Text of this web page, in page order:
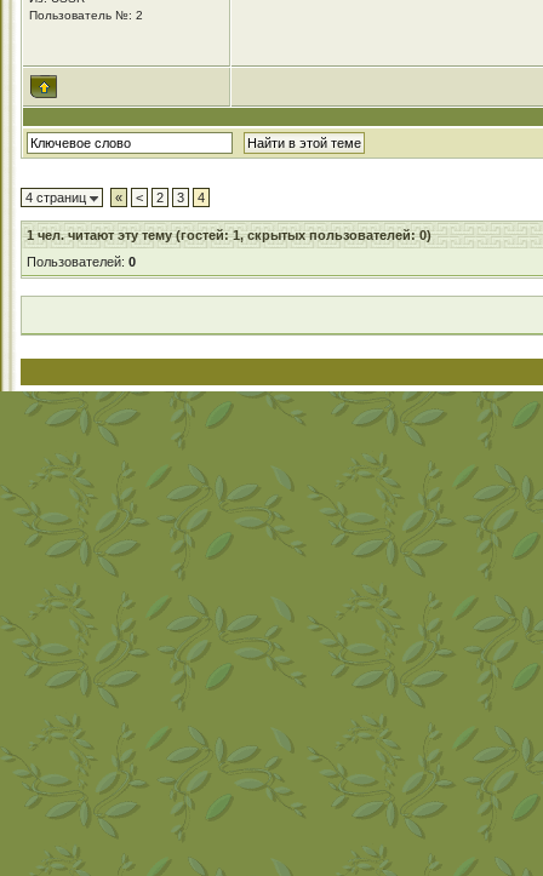
Пользователь №: 2
4 страниц « < 2 3 4
1чел. читают эту тему (гостей: 1, скрытых пользователей: 0)
Пользователей: 0